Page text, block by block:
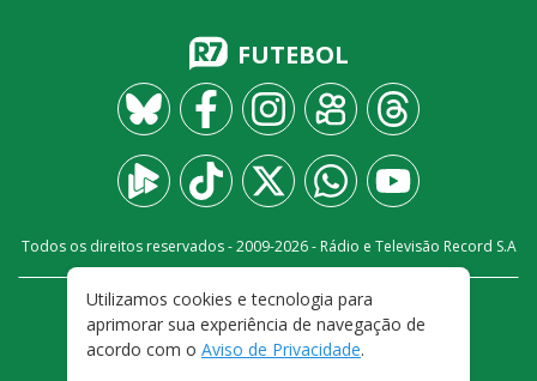
FUTEBOL
Todos os direitos reservados - 2009-2026- Rádio e Televisão Record S.A
FALE CONOSCO
PRIVACIDADE
TERMOS E CONDIÇÕES DE USO
Utilizamos cookies e tecnologia para
aprimorar sua experiência de navegação de
acordo com o Aviso de Privacidade.